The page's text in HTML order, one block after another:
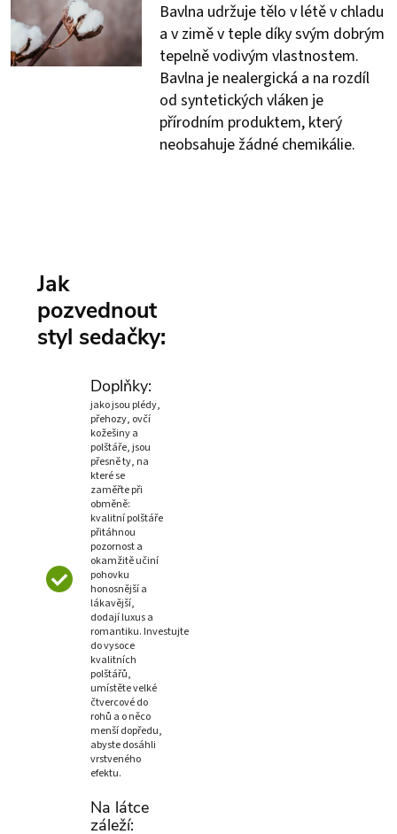
Bavlna udržuje tělo v létě v chladu
a v zimě v teple díky svým dobrým
tepelně vodivým vlastnostem.
Bavlna je nealergická a na rozdíl
od syntetických vláken je
přírodním produktem, který
neobsahuje žádné chemikálie.
Jak
pozvednout
styl sedačky:
Doplňky:
jako jsou plédy,
přehozy, ovčí
kožešiny a
polštáře, jsou
přesně ty, na
které se
zaměřte při
obměně:
kvalitní polštáře
přitáhnou
pozornost a
okamžitě učiní
pohovku
honosnější a
lákavější,
dodají luxus a
romantiku. Investujte
do vysoce
kvalitních
polštářů,
umístěte velké
čtvercové do
rohů a o něco
menší dopředu,
abyste dosáhli
vrstveného
efektu.
Na látce
záleží: